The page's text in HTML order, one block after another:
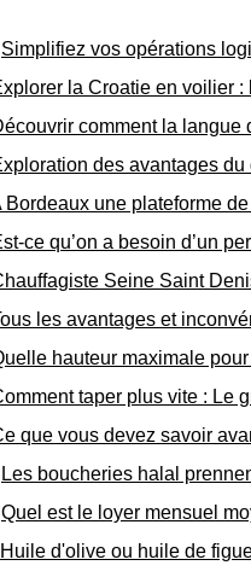
Simplifiez vos opérations
la Croatie en voilier
comment la
des avantages
Bordeaux une plateforme
ce qu’on a besoin d’un
Seine Saint
les avantages et
hauteur maximale
taper plus vite : Le
que vous devez savoir
Les boucheries halal
Quel est le loyer mensuel
Huile d'olive ou huile de